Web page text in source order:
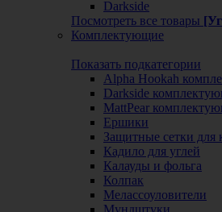
Darkside
Посмотреть все товары
Комплектующие
Показать подкатегории
Alpha Hookah
Darkside
MattPear
Ершики
Защитные сетки для
Кадило для углей
Калауды и фольга
Колпак
Мелассоуловители
Мундштуки